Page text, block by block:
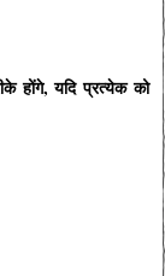
होंगे, यदि प्रत्येक को